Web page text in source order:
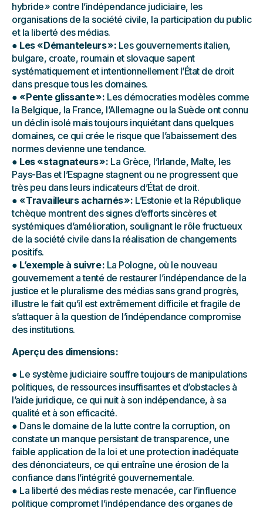
hybride » contre l’indépendance judiciaire, les
organisations de la société civile, la participation du public
et la liberté des médias.
● Les « Démanteleurs » : Les gouvernements italien,
bulgare, croate, roumain et slovaque sapent
systématiquement et intentionnellement l’État de droit
dans presque tous les domaines.
● « Pente glissante » : Les démocraties modèles comme
la Belgique, la France, l’Allemagne ou la Suède ont connu
un déclin isolé mais toujours inquiétant dans quelques
domaines, ce qui crée le risque que l’abaissement des
normes devienne une tendance.
● Les « stagnateurs » : La Grèce, l’Irlande, Malte, les
Pays-Bas et l’Espagne stagnent ou ne progressent que
très peu dans leurs indicateurs d’État de droit.
● « Travailleurs acharnés » : L’Estonie et la République
tchèque montrent des signes d’efforts sincères et
systémiques d’amélioration, soulignant le rôle fructueux
de la société civile dans la réalisation de changements
positifs.
● L’exemple à suivre : La Pologne, où le nouveau
gouvernement a tenté de restaurer l’indépendance de la
justice et le pluralisme des médias sans grand progrès,
illustre le fait qu’il est extrêmement difficile et fragile de
s’attaquer à la question de l’indépendance compromise
des institutions.
Aperçu des dimensions :
● Le système judiciaire souffre toujours de manipulations
politiques, de ressources insuffisantes et d’obstacles à
l’aide juridique, ce qui nuit à son indépendance, à sa
qualité et à son efficacité.
● Dans le domaine de la lutte contre la corruption, on
constate un manque persistant de transparence, une
faible application de la loi et une protection inadéquate
des dénonciateurs, ce qui entraîne une érosion de la
confiance dans l’intégrité gouvernementale.
● La liberté des médias reste menacée, car l’influence
politique compromet l’indépendance des organes de